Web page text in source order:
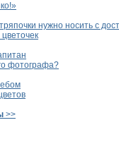
нужно носить с
фотографа?
>>